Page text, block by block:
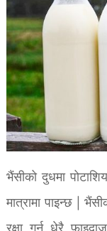
भैंसीको दुधमा
मात्रामा पाइन्छ |